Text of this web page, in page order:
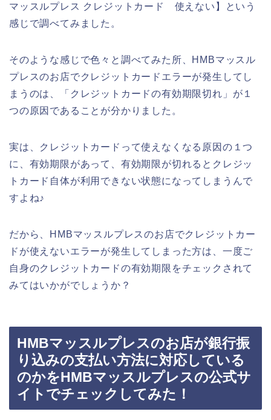
マッスルプレス クレジットカード 使えない】という
感じで調べてみました。
そのような感じで色々と調べてみた所、HMBマッスル
プレスのお店でクレジットカードエラーが発生してし
まうのは、「クレジットカードの有効期限切れ」が１
つの原因であることが分かりました。
実は、クレジットカードって使えなくなる原因の１つ
に、有効期限があって、有効期限が切れるとクレジッ
トカード自体が利用できない状態になってしまうんで
すよね♪
だから、HMBマッスルプレスのお店でクレジットカー
ドが使えないエラーが発生してしまった方は、一度ご
自身のクレジットカードの有効期限をチェックされて
みてはいかがでしょうか？
HMBマッスルプレスのお店が銀行振
り込みの支払い方法に対応している
のかをHMBマッスルプレスの公式サ
イトでチェックしてみた！